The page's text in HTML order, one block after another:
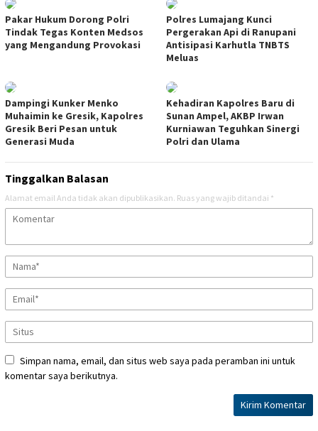
Pakar Hukum Dorong Polri
Tindak Tegas Konten Medsos
yang Mengandung Provokasi
Polres Lumajang Kunci
Pergerakan Api di Ranupani
Antisipasi Karhutla TNBTS
Meluas
Dampingi Kunker Menko
Muhaimin ke Gresik, Kapolres
Gresik Beri Pesan untuk
Generasi Muda
Kehadiran Kapolres Baru di
Sunan Ampel, AKBP Irwan
Kurniawan Teguhkan Sinergi
Polri dan Ulama
Tinggalkan Balasan
Alamat email Anda tidak akan dipublikasikan. Ruas yang wajib ditandai *
Simpan nama, email, dan situs web saya pada peramban ini untuk
komentar saya berikutnya.